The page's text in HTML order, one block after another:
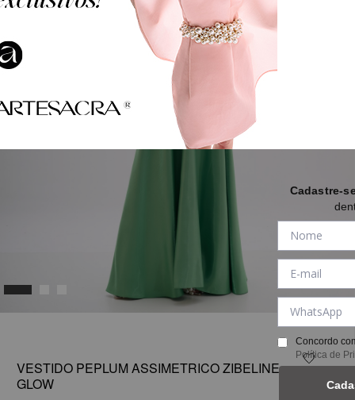
1
VESTIDO PEPLUM ASSIMETRICO ZIBELINE
GLOW
Cadastre-
Concordo
Política de